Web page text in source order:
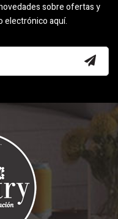
sobre ofertas y
electrónico aquí.